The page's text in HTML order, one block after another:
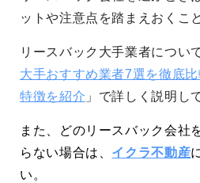
ットや注意点を踏まえおくこ
リースバック大手業者につい
大手おすすめ業者7選を徹底
特徴を紹介 」で詳しく説明し
また、どのリースバック会社
らない場合は、 イクラ不動産
い。